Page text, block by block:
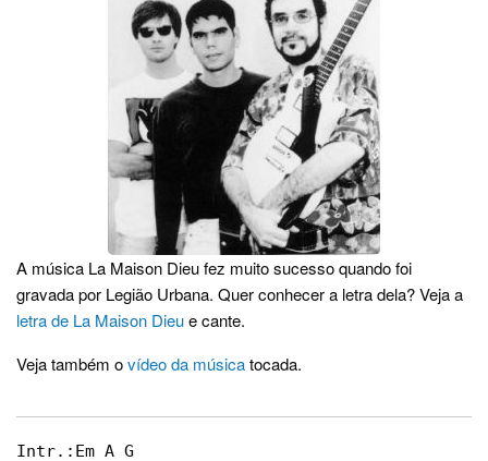
A música La Maison Dieu fez muito sucesso quando foi
gravada por Legião Urbana. Quer conhecer a letra dela? Veja a
letra de La Maison Dieue cante.
Veja também ovídeo da músicatocada.
Intr.:Em A G